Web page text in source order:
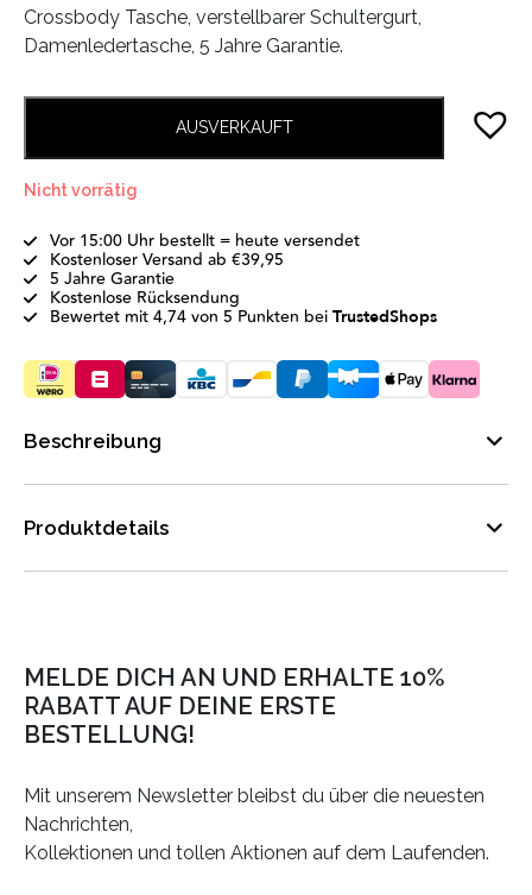
Crossbody Tasche, verstellbarer Schultergurt,
Damenledertasche, 5 Jahre Garantie.
AUSVERKAUFT
Nicht vorrätig
Vor 15:00 Uhr bestellt = heute versendet
Kostenloser Versand ab €39,95
5 Jahre Garantie
Kostenlose Rücksendung
Bewertet mit 4,74 von 5 Punkten bei TrustedShops
Beschreibung
Produktdetails
MELDE DICH AN UND ERHALTE 10%
RABATT AUF DEINE ERSTE
BESTELLUNG!
Mit unserem Newsletter bleibst du über die neuesten
Nachrichten,
Kollektionen und tollen Aktionen auf dem Laufenden.